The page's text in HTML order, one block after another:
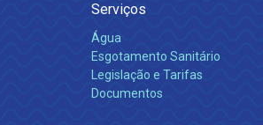
Serviços
Água
Esgotamento Sanitário
Legislação e Tarifas
Documentos